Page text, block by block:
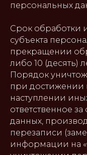
персональных
Срок обработки
субъекта
прекращении
либо 10 (десять)
Порядок
при достижении
наступлении
ответственное
данных,
перезаписи
информации на